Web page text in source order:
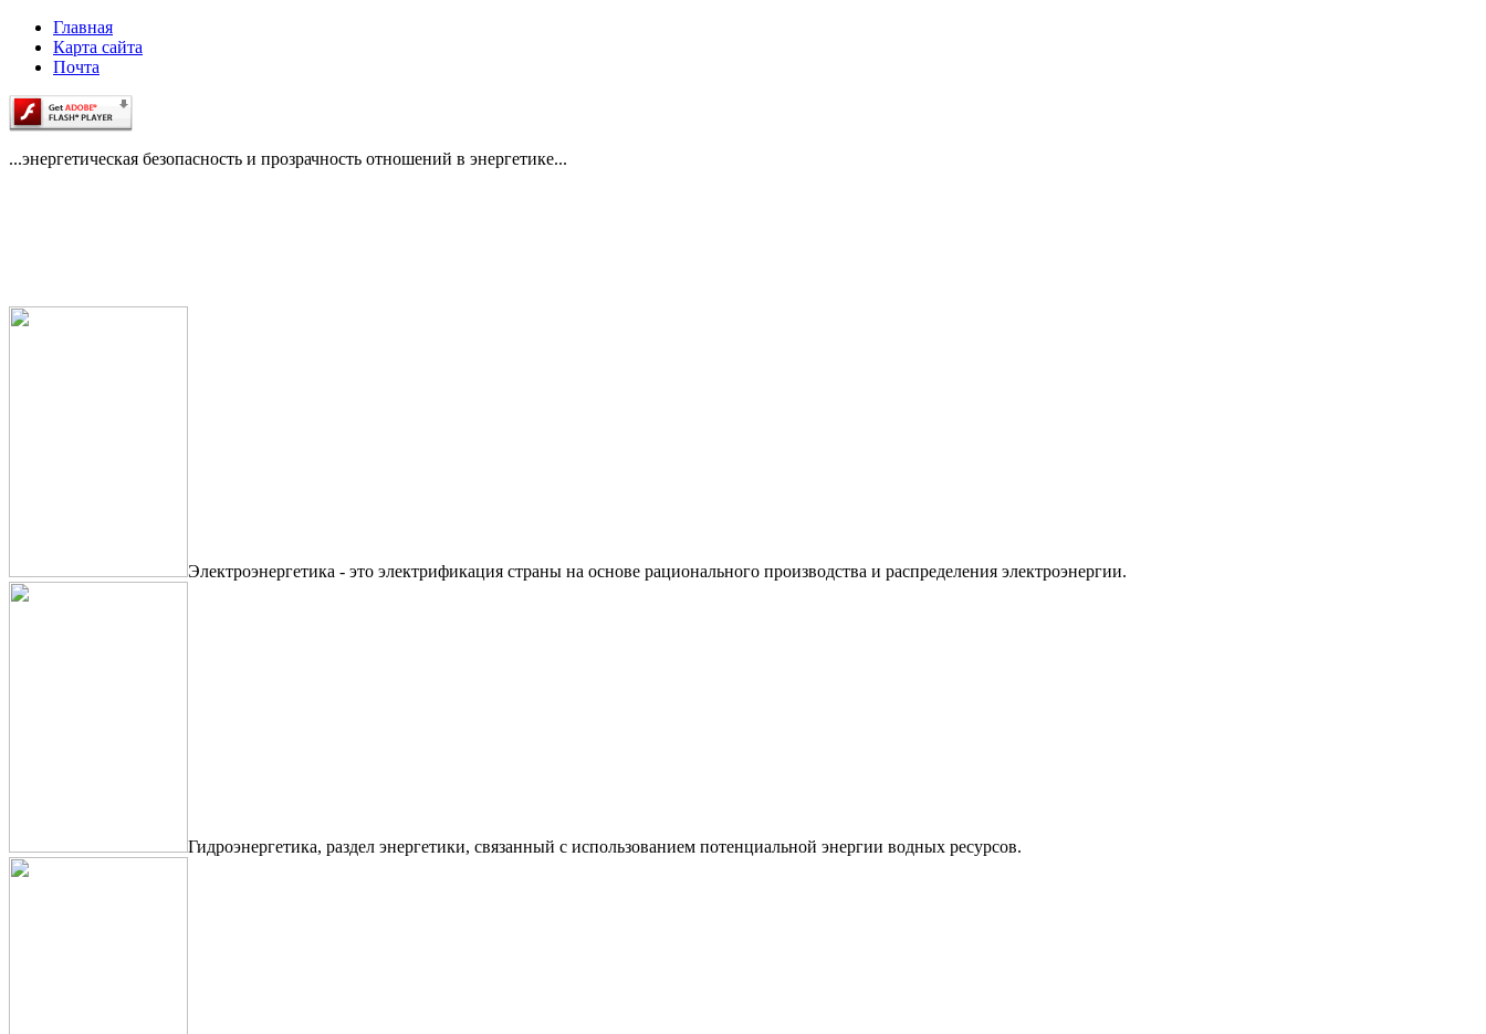
Главная
Карта сайта
Почта
...энергетическая безопасность и прозрачность отношений в энергетике...
Электроэнергетика - это электрификация страны на основе рационального производства и распределения электроэнергии.
Гидроэнергетика, раздел энергетики, связанный с использованием потенциальной энергии водных ресурсов.